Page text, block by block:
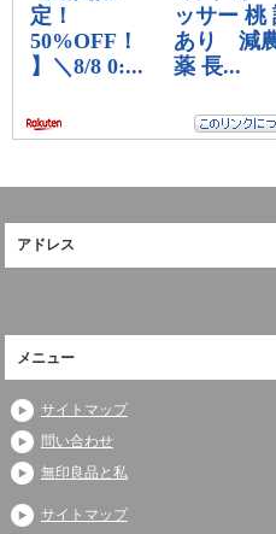
アドレス
メニュー
サイトマップ
問い合わせ
無印良品と私
サイトマップ